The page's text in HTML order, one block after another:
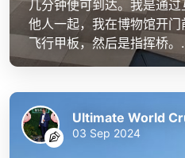
几分钟便可到达。我是通
他人一起，我在博物馆开
飞行甲板，然后是指挥桥。
03 Sep 2024